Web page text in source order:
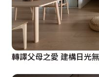
轉譯父母之愛 建構日光